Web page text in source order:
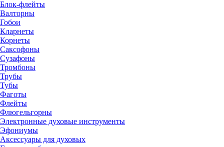
Блок-флейты
Валторны
Гобои
Кларнеты
Корнеты
Саксофоны
Сузафоны
Тромбоны
Трубы
Тубы
Фаготы
Флейты
Флюгельгорны
Электронные духовые инструменты
Эфониумы
Аксессуары для духовых